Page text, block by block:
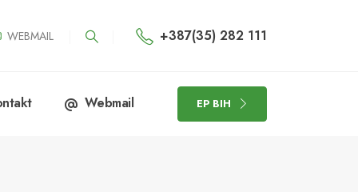
WEBMAIL +387(35) 282 111
Webmail EP BIH